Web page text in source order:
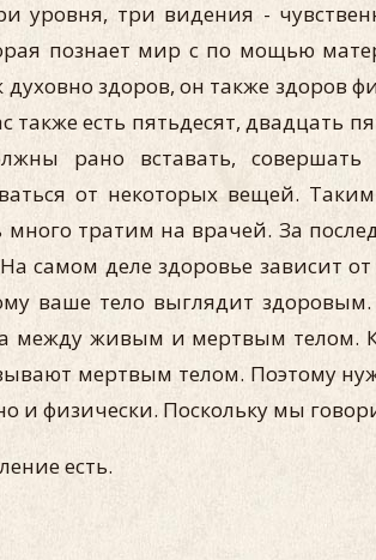
уровня, три видения -
познает мир с по мощью
здоров, он также здоров
также есть пятьдесят,
рано вставать, совершать
от некоторых вещей.
тратим на врачей. За
самом деле здоровье зависит
ваше тело выглядит
между живым и мертвым телом.
мертвым телом. Поэтому
и физически. Поскольку мы
есть.